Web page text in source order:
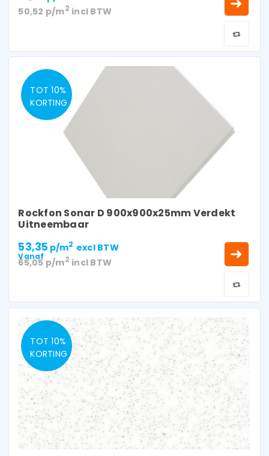
50,52 p/m2 incl BTW
TOT 10%
KORTING
Rockfon Sonar D 900x900x25mm Verdekt
Uitneembaar
Vanaf
53,35 p/m2 excl BTW
65,05 p/m2 incl BTW
TOT 10%
KORTING